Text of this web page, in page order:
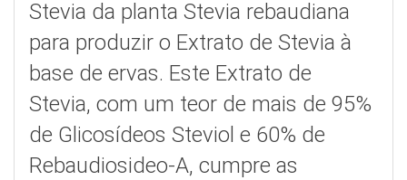
Stevia da planta Stevia rebaudiana
para produzir o Extrato de Stevia à
base de ervas. Este Extrato de
Stevia, com um teor de mais de 95%
de Glicosídeos Steviol e 60% de
Rebaudiosideo-A, cumpre as